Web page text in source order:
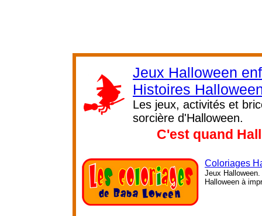
Jeux Halloween
Histoires
Les jeux, activités et
sorcière d'Halloween.
C'est quand
Coloriages
Jeux
Halloween à